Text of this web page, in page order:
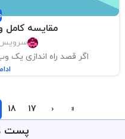
مقایسه کامل
اگر قصد راه اندازی یک
«
‹
17
18
پست